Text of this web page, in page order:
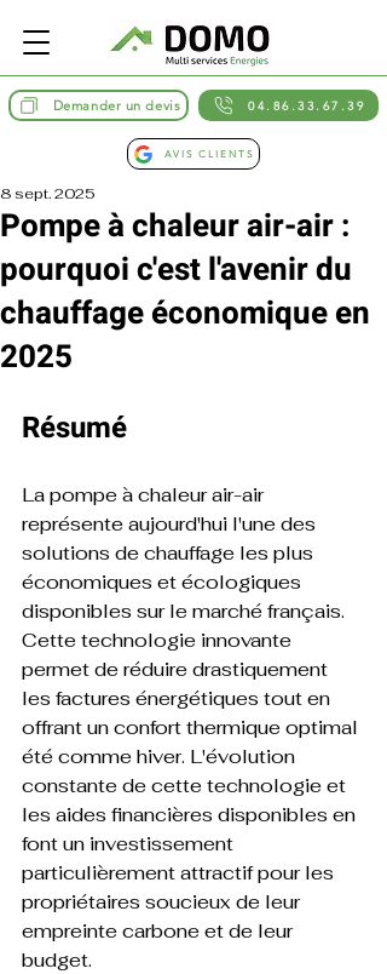
Demander un devis 04.86.33.67.39
AVIS CLIENTS
Pompe à chaleur air-air :
pourquoi c'est l'avenir du
chauffage économique en
2025
8 sept. 2025
Résumé
La pompe à chaleur air-air
représente aujourd'hui l'une des
solutions de chauffage les plus
économiques et écologiques
disponibles sur le marché français.
Cette technologie innovante
permet de réduire drastiquement
les factures énergétiques tout en
offrant un confort thermique optimal
été comme hiver. L'évolution
constante de cette technologie et
les aides financières disponibles en
font un investissement
particulièrement attractif pour les
propriétaires soucieux de leur
empreinte carbone et de leur
budget.